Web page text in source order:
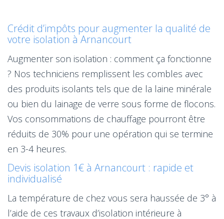
Crédit d’impôts pour augmenter la qualité de
votre isolation à Arnancourt
Augmenter son isolation : comment ça fonctionne
? Nos techniciens remplissent les combles avec
des produits isolants tels que de la laine minérale
ou bien du lainage de verre sous forme de flocons.
Vos consommations de chauffage pourront être
réduits de 30% pour une opération qui se termine
en 3-4 heures.
Devis isolation 1€ à Arnancourt : rapide et
individualisé
La température de chez vous sera haussée de 3° à
l’aide de ces travaux d’isolation intérieure à